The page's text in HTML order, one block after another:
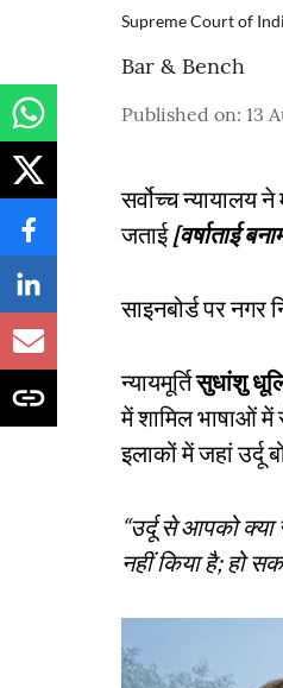
Supreme Court of
Bar & Bench
Published on: 13
सर्वोच्च न्यायालय
जताई[वर्षाताई
साइनबोर्ड पर नगर
न्यायमूर्तिसुधांशु
में शामिल भाषाओं में
इलाकों में जहां उर्दू
“उर्दू से आपको
नहीं किया है; हो